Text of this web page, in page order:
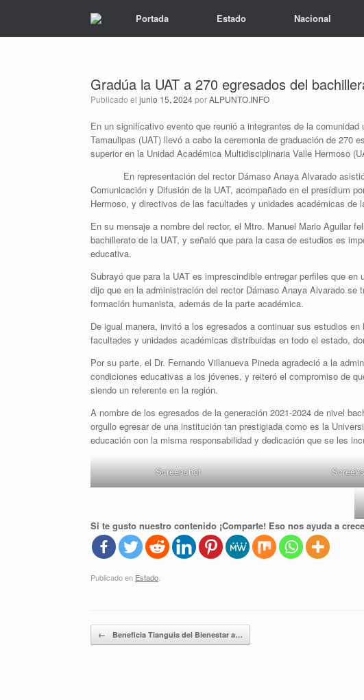
Portada Estado Nacional
Gradúa la UAT a 270 egresados del
Publicado el junio 15, 2024porALPUNTO.INFO
En un significativo evento que reunió a integrantes de la
Tamaulipas (UAT) llevó a cabo la ceremonia de graduación de 270
superior en la Unidad Académica Multidisciplinaria Valle Hermoso
En representación del rector Dámaso Anaya Alvarado asistió
Comunicación y Difusión de la UAT, acompañado en el presídium
Hermoso, y directivos de las facultades y unidades académicas de
En su mensaje a nombre del rector, el Mtro. Manuel Mario Aguilar
bachillerato de la UAT, y señaló que para la casa de estudios es
educativa.
Subrayó que para la UAT es imprescindible entregar perfiles que
dijo que en la administración del rector Dámaso Anaya Alvarado
formación humanista, además de la parte académica.
De igual manera, invitó a los egresados a continuar sus estudios
facultades y unidades académicas distribuidas en todo el estado,
Por su parte, el Dr. Fernando Villanueva Pineda agradeció a la
condiciones educativas a los jóvenes, y reiteró el compromiso de
siendo un referente en la región.
A nombre de los egresados de la generación 2021-2024 de nivel
orgullo egresar de una institución tan prestigiada como es la
educación con la misma responsabilidad y dedicación que se les
Screenshot
Si te gusto nuestro contenido ¡Comparte! Eso nos ayuda a
Publicado en Estado
Navegador de artículos
← Beneficia Tianguis del Bienestar a…